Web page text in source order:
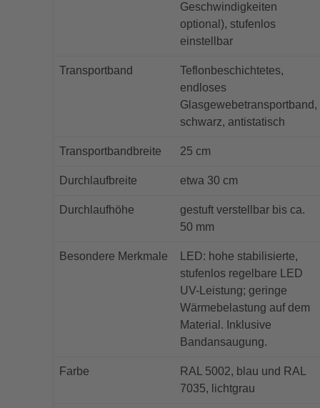
Geschwindigkeiten
optional), stufenlos
einstellbar
Transportband
Teflonbeschichtetes,
endloses
Glasgewebetransportband,
schwarz, antistatisch
Transportbandbreite 25 cm
Durchlaufbreite etwa 30 cm
Durchlaufhöhe
gestuft verstellbar bis ca.
50 mm
Besondere Merkmale
LED: hohe stabilisierte,
stufenlos regelbare LED
UV-Leistung; geringe
Wärmebelastung auf dem
Material. Inklusive
Bandansaugung.
Farbe
RAL 5002, blau und RAL
7035, lichtgrau